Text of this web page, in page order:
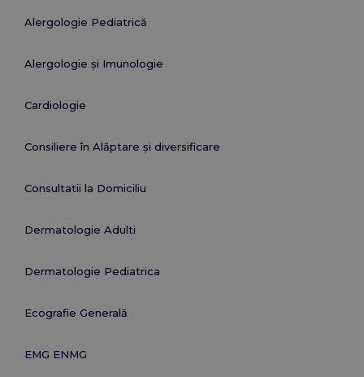
Alergologie Pediatrică
Alergologie și Imunologie
Cardiologie
Consiliere în Alăptare și diversificare
Consultatii la Domiciliu
Dermatologie Adulti
Dermatologie Pediatrica
Ecografie Generală
EMG ENMG